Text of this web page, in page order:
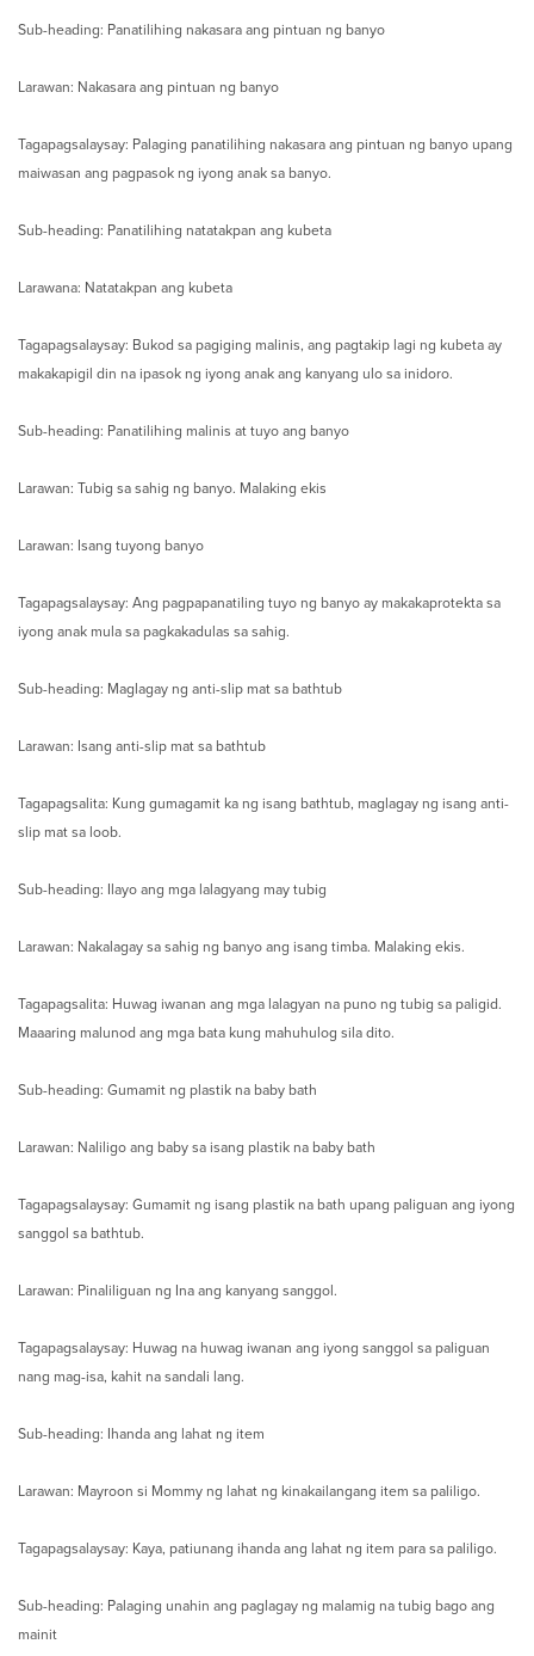
Sub-heading: Panatilihing nakasara ang pintuan ng banyo
Larawan: Nakasara ang pintuan ng banyo
Tagapagsalaysay: Palaging panatilihing nakasara ang pintuan ng banyo upang
maiwasan ang pagpasok ng iyong anak sa banyo.
Sub-heading: Panatilihing natatakpan ang kubeta
Larawana: Natatakpan ang kubeta
Tagapagsalaysay: Bukod sa pagiging malinis, ang pagtakip lagi ng kubeta ay
makakapigil din na ipasok ng iyong anak ang kanyang ulo sa inidoro.
Sub-heading: Panatilihing malinis at tuyo ang banyo
Larawan: Tubig sa sahig ng banyo. Malaking ekis
Larawan: Isang tuyong banyo
Tagapagsalaysay: Ang pagpapanatiling tuyo ng banyo ay makakaprotekta sa
iyong anak mula sa pagkakadulas sa sahig.
Sub-heading: Maglagay ng anti-slip mat sa bathtub
Larawan: Isang anti-slip mat sa bathtub
Tagapagsalita: Kung gumagamit ka ng isang bathtub, maglagay ng isang anti-
slip mat sa loob.
Sub-heading: Ilayo ang mga lalagyang may tubig
Larawan: Nakalagay sa sahig ng banyo ang isang timba. Malaking ekis.
Tagapagsalita: Huwag iwanan ang mga lalagyan na puno ng tubig sa paligid.
Maaaring malunod ang mga bata kung mahuhulog sila dito.
Sub-heading: Gumamit ng plastik na baby bath
Larawan: Naliligo ang baby sa isang plastik na baby bath
Tagapagsalaysay: Gumamit ng isang plastik na bath upang paliguan ang iyong
sanggol sa bathtub.
Larawan: Pinaliliguan ng Ina ang kanyang sanggol.
Tagapagsalaysay: Huwag na huwag iwanan ang iyong sanggol sa paliguan
nang mag-isa, kahit na sandali lang.
Sub-heading: Ihanda ang lahat ng item
Larawan: Mayroon si Mommy ng lahat ng kinakailangang item sa paliligo.
Tagapagsalaysay: Kaya, patiunang ihanda ang lahat ng item para sa paliligo.
Sub-heading: Palaging unahin ang paglagay ng malamig na tubig bago ang
mainit